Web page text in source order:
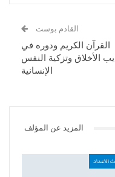
القادم بوست
القرآن الكريم ودوره في
الأخلاق وتزكية النفس
الإنسانية
المزيد عن المؤلف
الاعداد